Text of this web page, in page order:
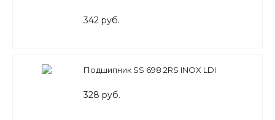
342 руб.
Подшипник SS 698 2RS INOX LDI
328 руб.